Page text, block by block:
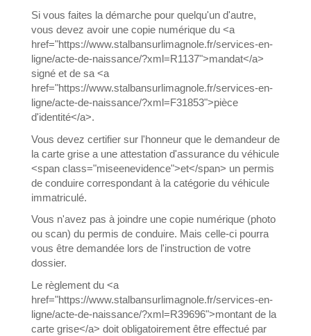
Si vous faites la démarche pour quelqu'un d'autre,
vous devez avoir une copie numérique du <a
href="https://www.stalbansurlimagnole.fr/services-en-
ligne/acte-de-naissance/?xml=R1137">mandat</a>
signé et de sa <a
href="https://www.stalbansurlimagnole.fr/services-en-
ligne/acte-de-naissance/?xml=F31853">pièce
d'identité</a>.
Vous devez certifier sur l'honneur que le demandeur de
la carte grise a une attestation d'assurance du véhicule
<span class="miseenevidence">et</span> un permis
de conduire correspondant à la catégorie du véhicule
immatriculé.
Vous n'avez pas à joindre une copie numérique (photo
ou scan) du permis de conduire. Mais celle-ci pourra
vous être demandée lors de l'instruction de votre
dossier.
Le règlement du <a
href="https://www.stalbansurlimagnole.fr/services-en-
ligne/acte-de-naissance/?xml=R39696">montant de la
carte grise</a> doit obligatoirement être effectué par